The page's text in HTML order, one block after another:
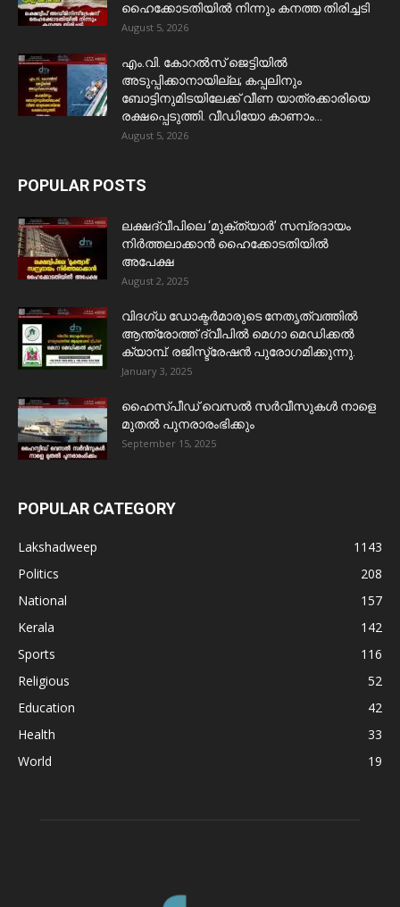
ഹൈക്കോടതിയിൽ നിന്നും കനത്ത തിരിച്ചടി
August 5, 2026
​എം.വി. കോറൽസ് ജെട്ടിയിൽ
അടുപ്പിക്കാനായില്ല; കപ്പലിനും
ബോട്ടിനുമിടയിലേക്ക് വീണ യാത്രക്കാരിയെ
രക്ഷപ്പെടുത്തി. വീഡിയോ കാണാം...
August 5, 2026
POPULAR POSTS
ലക്ഷദ്വീപിലെ ‘മുക്ത്യാർ’ സമ്പ്രദായം
നിർത്തലാക്കാൻ ഹൈക്കോടതിയിൽ
അപേക്ഷ
August 2, 2025
വിദഗ്ധ ഡോക്ടർമാരുടെ നേതൃത്വത്തിൽ
ആന്ത്രോത്ത് ദ്വീപിൽ മെഗാ മെഡിക്കൽ
ക്യാമ്പ്. രജിസ്ട്രേഷൻ പുരോഗമിക്കുന്നു.
January 3, 2025
ഹൈസ്പീഡ് വെസൽ സർവീസുകൾ നാളെ
മുതൽ പുനരാരംഭിക്കും
September 15, 2025
POPULAR CATEGORY
Lakshadweep
1143
Politics
208
National
157
Kerala
142
Sports
116
Religious
52
Education
42
Health
33
World
19